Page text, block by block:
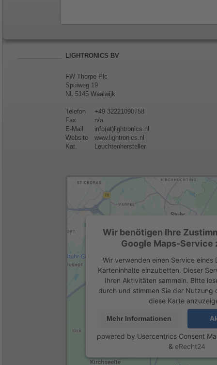
LIGHTRONICS BV
FW Thorpe Plc
Spuiweg 19
NL 5145 Waalwijk
Telefon
+49 32221090758
Fax
n/a
E-Mail
info(at)lightronics.nl
Website
www.lightronics.nl
Kat.
Leuchtenhersteller
Wir benötigen Ihre
Google Maps-Service
Wir verwenden einen Service eines
Karteninhalte einzubetten. Dieser
Ihren Aktivitäten sammeln. Bitte
durch und stimmen Sie der Nutzung
diese Karte
Mehr Informationen
powered by Usercentrics Consent
& eRecht24